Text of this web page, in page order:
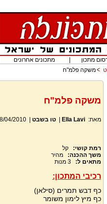
מתכון מתכונים אחרונים
משקה פלמ"ח
משקה פלמ"ח
מאת: Ella Lavi
|טו בשבט |
04/2010
רמת קושי:
קל
משך ההכנה:
מהיר
מתאים ל:
3 מנות
רכיבי המתכון:
כף דבש תמרים (סילאן)
כף מיץ לימון משומר